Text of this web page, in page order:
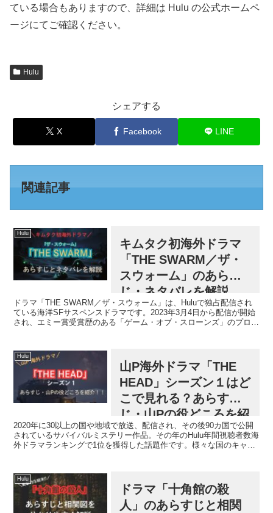
ている場合もありますので、詳細は Hulu の公式ホームペ
ージにてご確認ください。
Hulu
シェアする
X Facebook LINE
関連記事
Hulu
キムタク初海外ドラマ
「THE SWARM／ザ・
スウォーム」のあらす
じ・ネタバレを解説
ドラマ「THE SWARM／ザ・スウォーム」は、Huluで独占配信され
ている海洋SFサスペンスドラマです。2023年3月4日から配信が開始
され、エミー賞受賞歴のある「ゲーム・オブ・スローンズ」のプロデ
Hulu
山P海外ドラマ「THE
HEAD」シーズン１はど
こで見れる？あらす
じ・山Pの役どころを紹
介
2020年に30以上の国や地域で放送、配信され、その後90カ国で公開
されているサバイバルミステリー作品。その年のHulu年間視聴者数海
外ドラマランキングで1位を獲得した話題作です。様々な国のキャス
Hulu
ドラマ「十角館の殺
人」のあらすじと相関